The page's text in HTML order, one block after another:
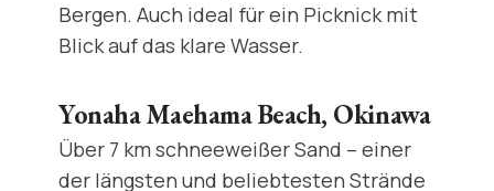
Bergen. Auch ideal für ein Picknick mit
Blick auf das klare Wasser.
Yonaha Maehama Beach, Okinawa
Über 7 km schneeweißer Sand – einer
der längsten und beliebtesten Strände